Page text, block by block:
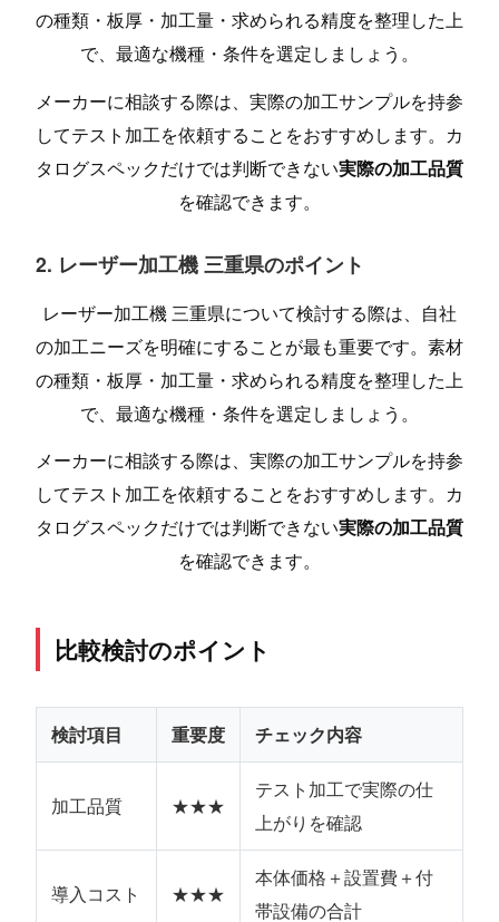
の種類・板厚・加工量・求められる精度を整理した上
で、最適な機種・条件を選定しましょう。
メーカーに相談する際は、実際の加工サンプルを持参
してテスト加工を依頼することをおすすめします。カ
タログスペックだけでは判断できない実際の加工品質
を確認できます。
2. レーザー加工機 三重県のポイント
レーザー加工機 三重県について検討する際は、自社
の加工ニーズを明確にすることが最も重要です。素材
の種類・板厚・加工量・求められる精度を整理した上
で、最適な機種・条件を選定しましょう。
メーカーに相談する際は、実際の加工サンプルを持参
してテスト加工を依頼することをおすすめします。カ
タログスペックだけでは判断できない実際の加工品質
を確認できます。
比較検討のポイント
検討項目 重要度 チェック内容
加工品質 ★★★
テスト加工で実際の仕
上がりを確認
導入コスト ★★★
本体価格＋設置費＋付
帯設備の合計